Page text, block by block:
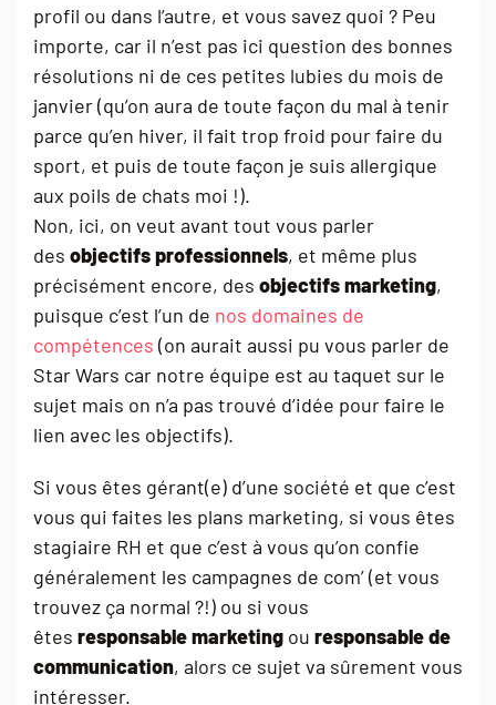
profil ou dans l’autre, et vous savez quoi ? Peu
importe, car il n’est pas ici question des bonnes
résolutions ni de ces petites lubies du mois de
janvier (qu’on aura de toute façon du mal à tenir
parce qu’en hiver, il fait trop froid pour faire du
sport, et puis de toute façon je suis allergique
aux poils de chats moi !).
Non, ici, on veut avant tout vous parler
des objectifs professionnels, et même plus
précisément encore, des objectifs marketing,
puisque c’est l’un de nos domaines de
compétences (on aurait aussi pu vous parler de
Star Wars car notre équipe est au taquet sur le
sujet mais on n’a pas trouvé d’idée pour faire le
lien avec les objectifs).
Si vous êtes gérant(e) d’une société et que c’est
vous qui faites les plans marketing, si vous êtes
stagiaire RH et que c’est à vous qu’on confie
généralement les campagnes de com’ (et vous
trouvez ça normal ?!) ou si vous
êtes responsable marketing ou responsable de
communication, alors ce sujet va sûrement vous
intéresser.